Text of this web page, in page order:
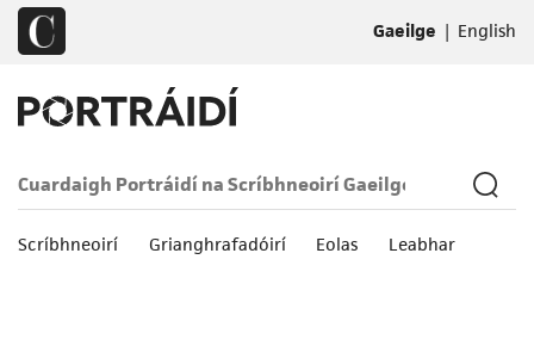
Gaeilge | English
Scríbhneoirí Grianghrafadóirí Eolas Leabhar